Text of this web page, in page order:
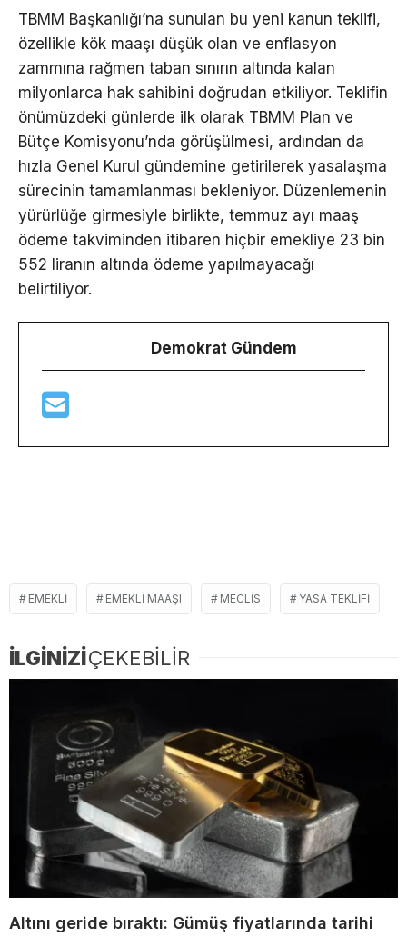
TBMM Başkanlığı’na sunulan bu yeni kanun teklifi,
özellikle kök maaşı düşük olan ve enflasyon
zammına rağmen taban sınırın altında kalan
milyonlarca hak sahibini doğrudan etkiliyor. Teklifin
önümüzdeki günlerde ilk olarak TBMM Plan ve
Bütçe Komisyonu’nda görüşülmesi, ardından da
hızla Genel Kurul gündemine getirilerek yasalaşma
sürecinin tamamlanması bekleniyor. Düzenlemenin
yürürlüğe girmesiyle birlikte, temmuz ayı maaş
ödeme takviminden itibaren hiçbir emekliye 23 bin
552 liranın altında ödeme yapılmayacağı
belirtiliyor.
Demokrat Gündem
EMEKLI EMEKLI MAAŞI MECLIS YASA TEKLIFI
İLGİNİZİÇEKEBİLİR
Altını geride bıraktı: Gümüş fiyatlarında tarihi